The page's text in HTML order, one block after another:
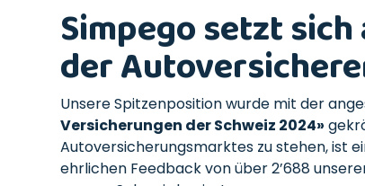
Simpego setzt
der
Unsere Spitzenposition wurde mit der
Versicherungen der Schweiz 2024»
Autoversicherungsmarktes zu stehen, ist
ehrlichen Feedback von über 2’688